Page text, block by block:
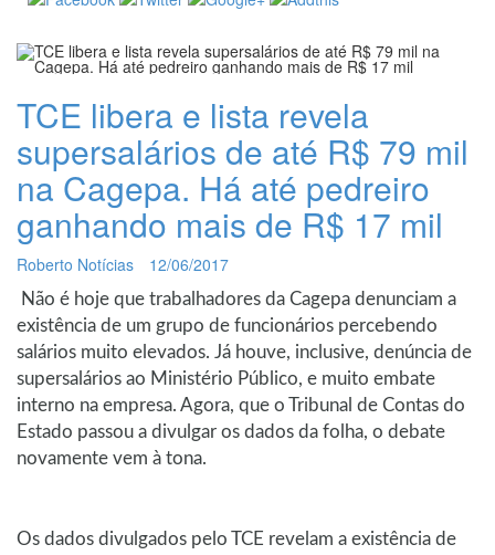
TCE libera e lista revela
supersalários de até R$ 79 mil
na Cagepa. Há até pedreiro
ganhando mais de R$ 17 mil
Roberto Notícias 12/06/2017
Não é hoje que trabalhadores da Cagepa denunciam a
existência de um grupo de funcionários percebendo
salários muito elevados. Já houve, inclusive, denúncia de
supersalários ao Ministério Público, e muito embate
interno na empresa. Agora, que o Tribunal de Contas do
Estado passou a divulgar os dados da folha, o debate
novamente vem à tona.
Os dados divulgados pelo TCE revelam a existência de